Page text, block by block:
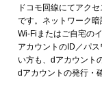
ドコモ回線にてアク
です。ネットワーク
Wi-Fiまたはご自宅の
アカウントのID／パ
い方も、dアカウント
dアカウントの発行・